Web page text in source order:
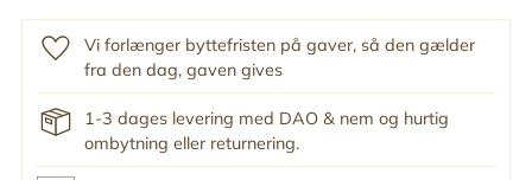
Vi forlænger byttefristen på gaver, så den gælder
fra den dag, gaven gives
1-3 dages levering med DAO & nem og hurtig
ombytning eller returnering.